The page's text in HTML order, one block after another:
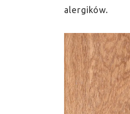
alergików.